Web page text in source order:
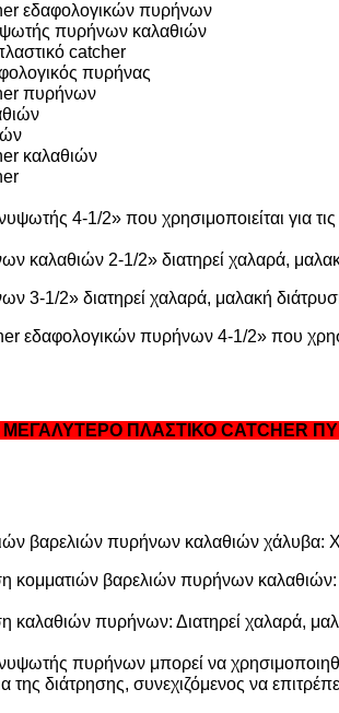
εδαφολογικών πυρήνων
πυρήνων καλαθιών
catcher
πυρήνας
πυρήνων
καλαθιών
4-1/2» που χρησιμοποιείται για
καλαθιών 2-1/2» διατηρεί χαλαρά,
3-1/2» διατηρεί χαλαρά, μαλακή
εδαφολογικών πυρήνων 4-1/2» που
ΜΕΓΑΛΥΤΕΡΟ ΠΛΑΣΤΙΚΟ
βαρελιών πυρήνων καλαθιών χάλυβα:
κομματιών βαρελιών πυρήνων
καλαθιών πυρήνων: Διατηρεί χαλαρά,
πυρήνων μπορεί να
της διάτρησης, συνεχιζόμενος να